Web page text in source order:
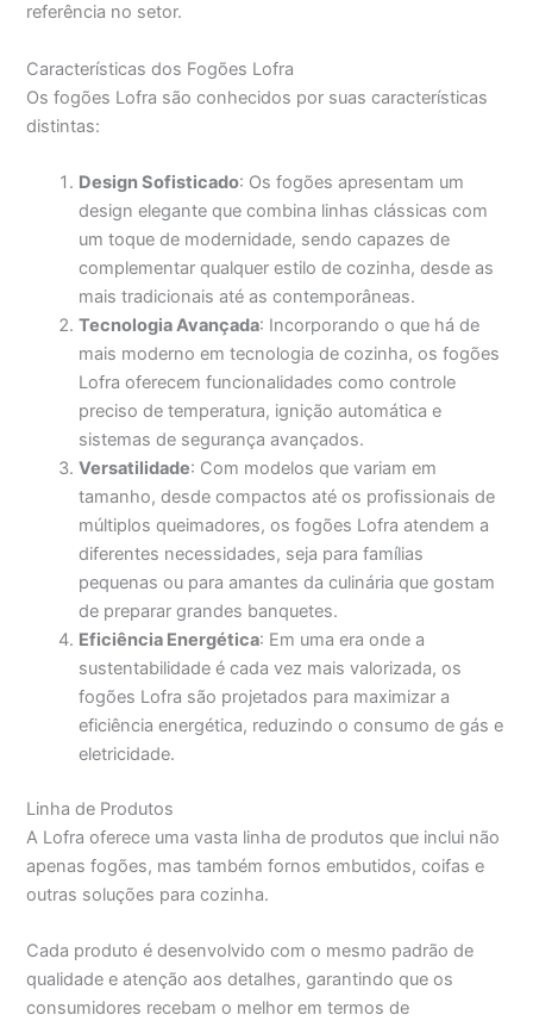
referência no setor.
Características dos Fogões Lofra
Os fogões Lofra são conhecidos por suas características
distintas:
Design Sofisticado: Os fogões apresentam um
design elegante que combina linhas clássicas com
um toque de modernidade, sendo capazes de
complementar qualquer estilo de cozinha, desde as
mais tradicionais até as contemporâneas.
Tecnologia Avançada: Incorporando o que há de
mais moderno em tecnologia de cozinha, os fogões
Lofra oferecem funcionalidades como controle
preciso de temperatura, ignição automática e
sistemas de segurança avançados.
Versatilidade: Com modelos que variam em
tamanho, desde compactos até os profissionais de
múltiplos queimadores, os fogões Lofra atendem a
diferentes necessidades, seja para famílias
pequenas ou para amantes da culinária que gostam
de preparar grandes banquetes.
Eficiência Energética: Em uma era onde a
sustentabilidade é cada vez mais valorizada, os
fogões Lofra são projetados para maximizar a
eficiência energética, reduzindo o consumo de gás e
eletricidade.
Linha de Produtos
A Lofra oferece uma vasta linha de produtos que inclui não
apenas fogões, mas também fornos embutidos, coifas e
outras soluções para cozinha.
Cada produto é desenvolvido com o mesmo padrão de
qualidade e atenção aos detalhes, garantindo que os
consumidores recebam o melhor em termos de